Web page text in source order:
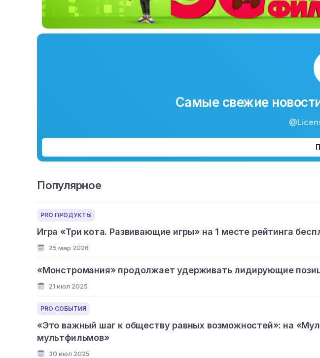
Самые свежие
Популярное
PRO ПРОДУКТЫ
Игра «Три кота. Развивающие игры» на 1 месте рейтинга
25 мар 2026
«Монстромания» продолжает удерживать лидирующие
21 июл 2025
PRO СОБЫТИЯ
«Это важный шаг к обществу равных возможностей»: на
мультфильмов»
30 июл 2025